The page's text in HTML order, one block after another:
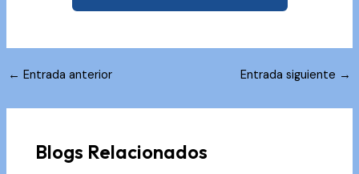
Navegación
entradas
← Entrada anterior Entrada siguiente →
Blogs Relacionados